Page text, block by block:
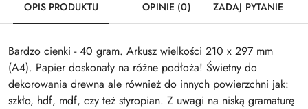
OPIS PRODUKTU OPINIE (0) ZADAJ PYTANIE
Bardzo cienki - 40 gram. Arkusz wielkości 210 x 297 mm
(A4). Papier doskonały na różne podłoża! Świetny do
dekorowania drewna ale również do innych powierzchni jak:
szkło, hdf, mdf, czy też styropian. Z uwagi na niską gramaturę